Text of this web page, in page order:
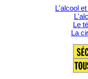
L'alcool
Le
La